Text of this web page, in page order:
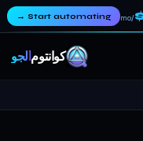
/mo
Start automating
→
كوانتومألجو